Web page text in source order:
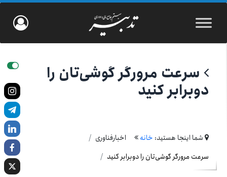
سرعت مرورگر گوشی‌تان را
دوبرابر کنید
شما اینجا هستید: خانه
اخبارفناوری
سرعت مرورگر گوشی‌تان را دوبرابر کنید